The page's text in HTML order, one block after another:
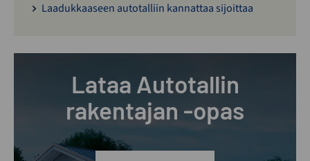
Laadukkaaseen autotalliin kannattaa sijoittaa
Lataa Autotallin
rakentajan -opas